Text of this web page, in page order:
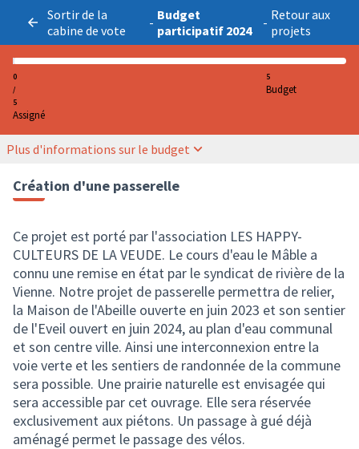
Sortir de la
cabine de vote
- Budget
participatif 2024
- Retour aux
projets
0
/
5
Assigné
5
Budget
Plus d'informations sur le budget
Création d'une passerelle
Ce projet est porté par l'association LES HAPPY-
CULTEURS DE LA VEUDE. Le cours d'eau le Mâble a
connu une remise en état par le syndicat de rivière de la
Vienne. Notre projet de passerelle permettra de relier,
la Maison de l'Abeille ouverte en juin 2023 et son sentier
de l'Eveil ouvert en juin 2024, au plan d'eau communal
et son centre ville. Ainsi une interconnexion entre la
voie verte et les sentiers de randonnée de la commune
sera possible. Une prairie naturelle est envisagée qui
sera accessible par cet ouvrage. Elle sera réservée
exclusivement aux piétons. Un passage à gué déjà
aménagé permet le passage des vélos.